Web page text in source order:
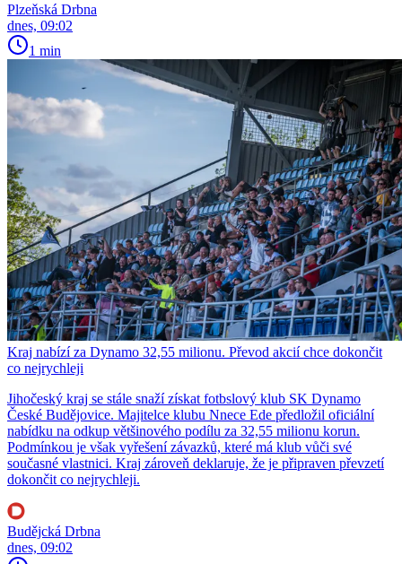
Plzeňská Drbna
dnes, 09:02
1 min
Kraj nabízí za Dynamo 32,55 milionu. Převod akcií chce dokončit
co nejrychleji
Jihočeský kraj se stále snaží získat fotbslový klub SK Dynamo
České Budějovice. Majitelce klubu Nnece Ede předložil oficiální
nabídku na odkup většinového podílu za 32,55 milionu korun.
Podmínkou je však vyřešení závazků, které má klub vůči své
současné vlastnici. Kraj zároveň deklaruje, že je připraven převzetí
dokončit co nejrychleji.
Budějcká Drbna
dnes, 09:02